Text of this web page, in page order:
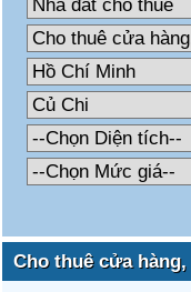
Cho thuê cửa